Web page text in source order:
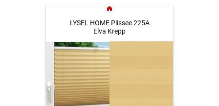
LYSEL HOME Plissee 225A
Elva Krepp